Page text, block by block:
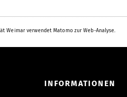
Weimar verwendet Matomo zur Web-Analyse.
INFORMATIONEN